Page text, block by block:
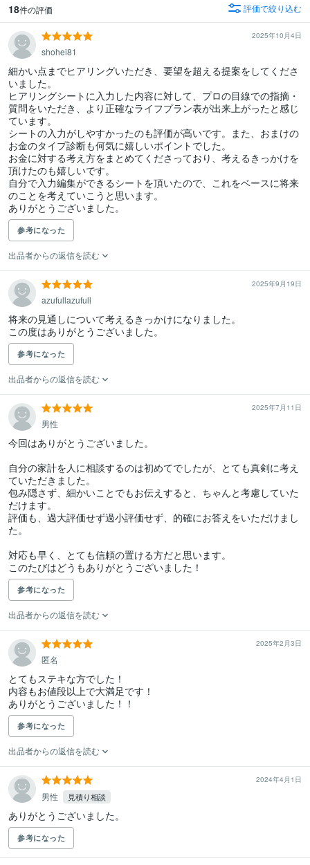
18件の評価 評価で絞り込む
2025年10月4日
shohei81
細かい点までヒアリングいただき、要望を超える提案をしてくださ
いました。
ヒアリングシートに入力した内容に対して、プロの目線での指摘・
質問をいただき、より正確なライフプラン表が出来上がったと感じ
ています。
シートの入力がしやすかったのも評価が高いです。また、おまけの
お金のタイプ診断も何気に嬉しいポイントでした。
お金に対する考え方をまとめてくださっており、考えるきっかけを
頂けたのも嬉しいです。
自分で入力編集ができるシートを頂いたので、これをベースに将来
のことを考えていこうと思います。
ありがとうございました。
参考になった
出品者からの返信を読む
2025年9月19日
azufullazufull
将来の見通しについて考えるきっかけになりました。
この度はありがとうございました。
参考になった
出品者からの返信を読む
2025年7月11日
男性
今回はありがとうございました。
自分の家計を人に相談するのは初めてでしたが、とても真剣に考え
ていただきました。
包み隠さず、細かいことでもお伝えすると、ちゃんと考慮していた
だけます。
評価も、過大評価せず過小評価せず、的確にお答えをいただけまし
た。
対応も早く、とても信頼の置ける方だと思います。
このたびはどうもありがとうございました！
参考になった
出品者からの返信を読む
2025年2月3日
匿名
とてもステキな方でした！
内容もお値段以上で大満足です！
ありがとうございました！！
参考になった
出品者からの返信を読む
2024年4月1日
男性 見積り相談
ありがとうございました。
参考になった